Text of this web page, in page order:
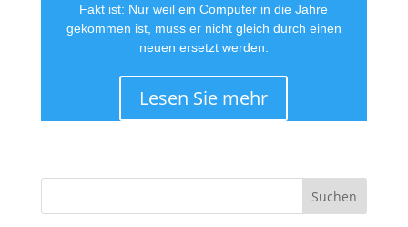
Fakt ist: Nur weil ein Computer in die Jahre
gekommen ist, muss er nicht gleich durch einen
neuen ersetzt werden.
Lesen Sie mehr